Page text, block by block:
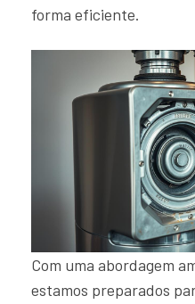
forma eficiente.
Com uma abordagem
estamos preparados